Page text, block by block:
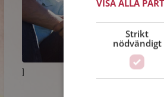
]
VISA ALLA
Strikt
nödvändigt